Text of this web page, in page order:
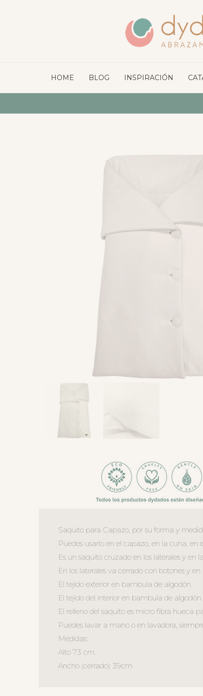
HOME BLOG INSPIRACIÓN
Saquito para Capazo, por su forma y
Puedes usarlo en el capazo, en la cuna, en
Es un saquito cruzado en los laterales y en
En los laterales va cerrado con botones y
El tejido exterior en bambula de algodón.
El tejido del interior en bambula de algodón.
El relleno del saquito es micro fibra hueca
Puedes lavar a mano o en lavadora,
Medidas:
Alto 73 cm.
Ancho (cerrado) 39cm